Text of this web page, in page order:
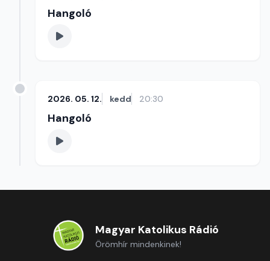
Hangoló
2026. 05. 12. kedd 20:30
Hangoló
Magyar Katolikus Rádió
Örömhír mindenkinek!